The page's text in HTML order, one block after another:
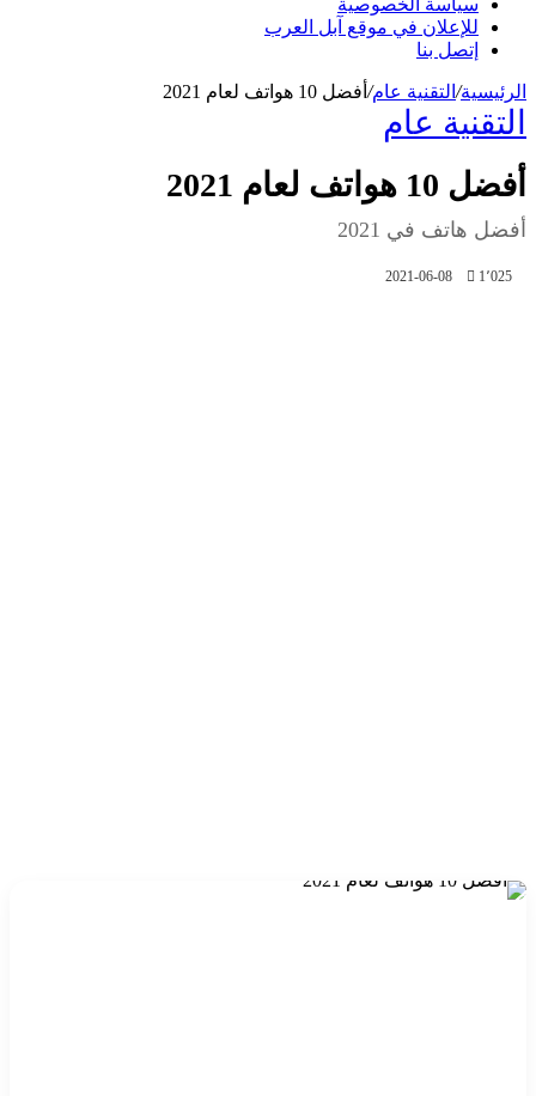
سياسة الخصوصية
للإعلان في موقع آبل العرب
إتصل بنا
الرئيسية/ التقنية عام/ أفضل 10 هواتف لعام 2021
التقنية عام
أفضل 10 هواتف لعام 2021
أفضل هاتف في 2021
2021-06-08 1٬025